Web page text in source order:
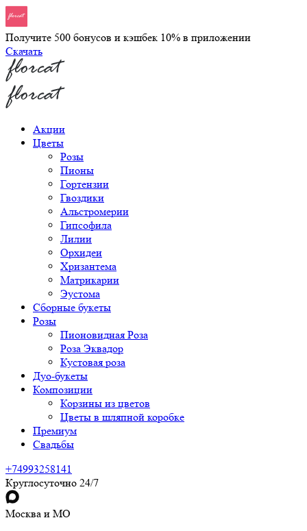
Получите 500 бонусов и кэшбек 10% в приложении
Скачать
Акции
Цветы
Розы
Пионы
Гортензии
Гвоздики
Альстромерии
Гипсофила
Лилии
Орхидеи
Хризантема
Матрикарии
Эустома
Сборные букеты
Розы
Пионовидная Роза
Роза Эквадор
Кустовая роза
Дуо-букеты
Композиции
Корзины из цветов
Цветы в шляпной коробке
Премиум
Свадьбы
+74993258141
Круглосуточно 24/7
Москва и МО